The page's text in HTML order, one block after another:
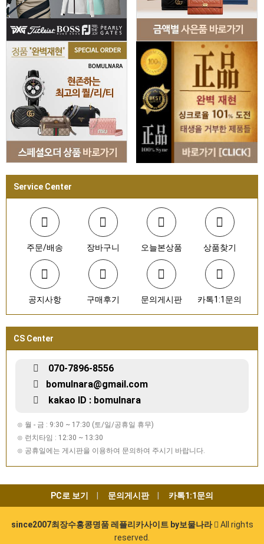
Service Center
주문/배송 장바구니 오늘본상품 상품찾기
공지사항 구매후기 문의게시판 카톡1:1문의
CS Center
070-7896-8556
bomulnara@gmail.com
kakao ID : bomulnara
⊙ 월 - 금 : 9:30 ~ 17:30 (토/일/공휴일 휴무)
⊙ 런치타임 : 12:30 ~ 13:30
⊙ 공휴일에는 게시판을 이용하여 문의하여 주시기 바랍니다.
PC로 보기 문의게시판 카톡1:1문의
since2007최장수홍콩명품 레플리카사이트 by보물나라
All rights
reserved.